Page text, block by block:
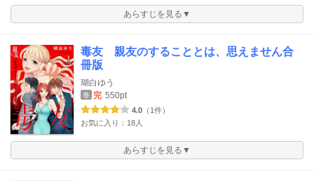
あらすじを見る▼
毒友 親友のすることとは、思えません合
冊版
瑚白ゆう
巻 完 550pt
4.0 （1件）
お気に入り：18人
あらすじを見る▼